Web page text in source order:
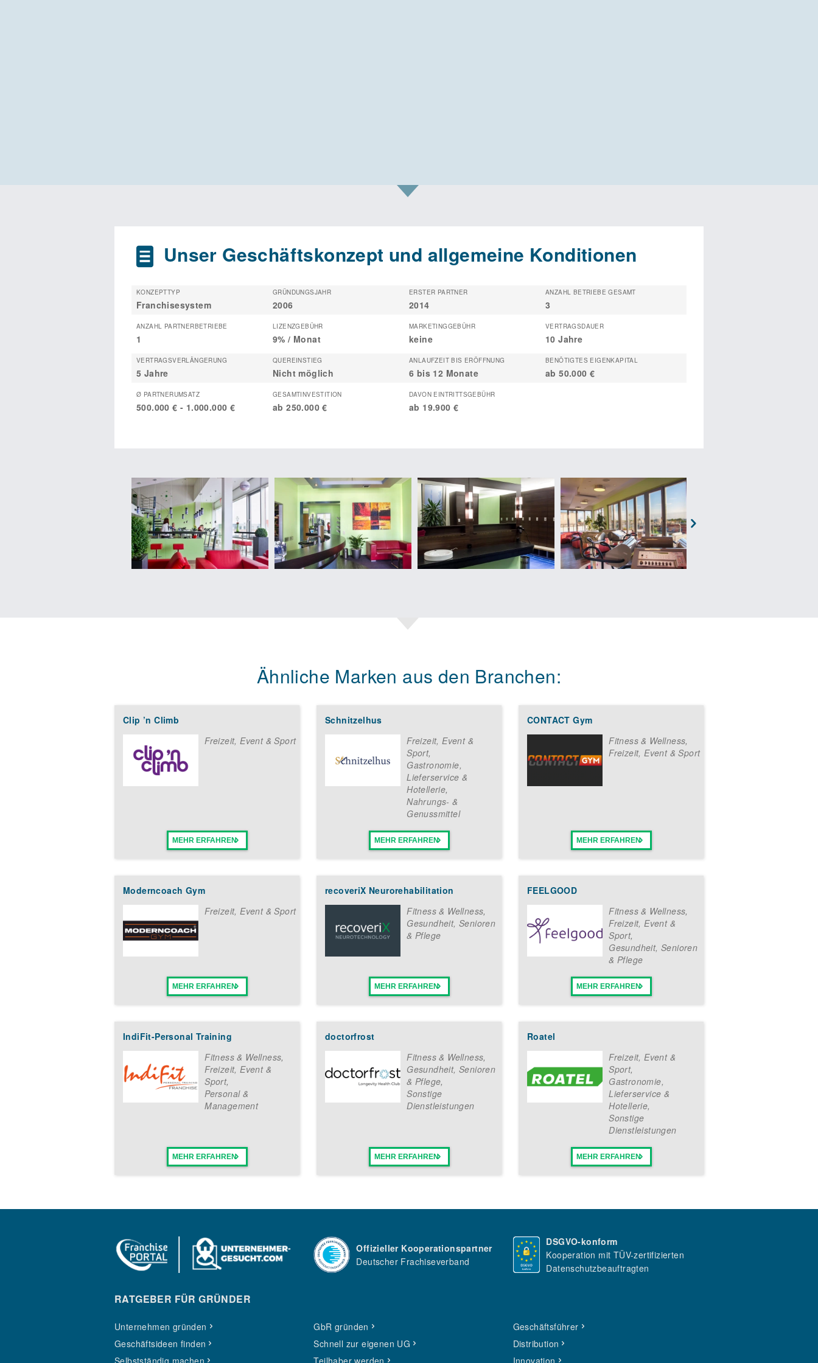
Unser Geschäftskonzept und allgemeine Konditionen
KONZEPTTYP
Franchisesystem
GRÜNDUNGSJAHR
2006
ERSTER PARTNER
2014
ANZAHL BETRIEBE GESAMT
3
ANZAHL PARTNERBETRIEBE
1
LIZENZGEBÜHR
9% / Monat
MARKETINGGEBÜHR
keine
VERTRAGSDAUER
10 Jahre
VERTRAGSVERLÄNGERUNG
5 Jahre
QUEREINSTIEG
Nicht möglich
ANLAUFZEIT BIS ERÖFFNUNG
6 bis 12 Monate
BENÖTIGTES EIGENKAPITAL
ab 50.000 €
Ø PARTNERUMSATZ
500.000 € - 1.000.000 €
GESAMTINVESTITION
ab 250.000 €
DAVON EINTRITTSGEBÜHR
ab 19.900 €
Next
Ähnliche Marken aus den Branchen:
Clip ’n Climb
Freizeit, Event & Sport
MEHR ERFAHREN
Schnitzelhus
Freizeit, Event &
Sport,
Gastronomie,
Lieferservice &
Hotellerie,
Nahrungs- &
Genussmittel
MEHR ERFAHREN
CONTACT Gym
Fitness & Wellness,
Freizeit, Event & Sport
MEHR ERFAHREN
Moderncoach Gym
Freizeit, Event & Sport
MEHR ERFAHREN
recoveriX Neurorehabilitation
Fitness & Wellness,
Gesundheit, Senioren
& Pflege
MEHR ERFAHREN
FEELGOOD
Fitness & Wellness,
Freizeit, Event &
Sport,
Gesundheit, Senioren
& Pflege
MEHR ERFAHREN
IndiFit-Personal Training
Fitness & Wellness,
Freizeit, Event &
Sport,
Personal &
Management
MEHR ERFAHREN
doctorfrost
Fitness & Wellness,
Gesundheit, Senioren
& Pflege,
Sonstige
Dienstleistungen
MEHR ERFAHREN
Roatel
Freizeit, Event &
Sport,
Gastronomie,
Lieferservice &
Hotellerie,
Sonstige
Dienstleistungen
MEHR ERFAHREN
Offizieller Kooperationspartner
Deutscher Frachiseverband
DSGVO-konform
Kooperation mit TÜV-zertifizierten
Datenschutzbeauftragten
RATGEBER FÜR GRÜNDER
Unternehmen gründen
Geschäftsideen finden
Selbstständig machen
GbR gründen
Schnell zur eigenen UG
Teilhaber werden
Geschäftsführer
Distribution
Innovation